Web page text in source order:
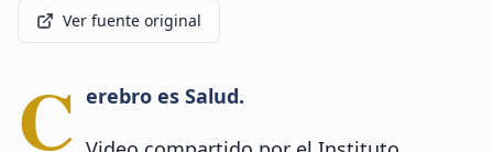
Ver fuente original
C erebro es Salud.